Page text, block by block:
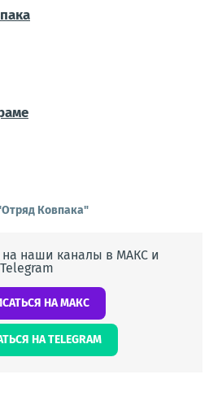
Ковпака"
наши каналы в МАКС и
Telegram
НА МАКС
НА TELEGRAM